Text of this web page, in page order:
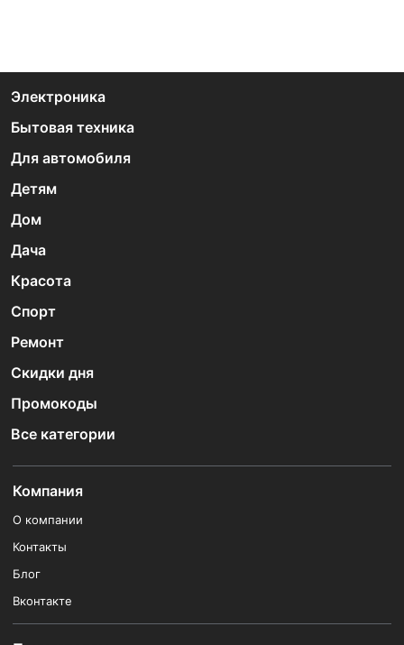
Электроника
Бытовая техника
Для автомобиля
Детям
Дом
Дача
Красота
Спорт
Ремонт
Скидки дня
Промокоды
Все категории
Компания
О компании
Контакты
Блог
Вконтакте